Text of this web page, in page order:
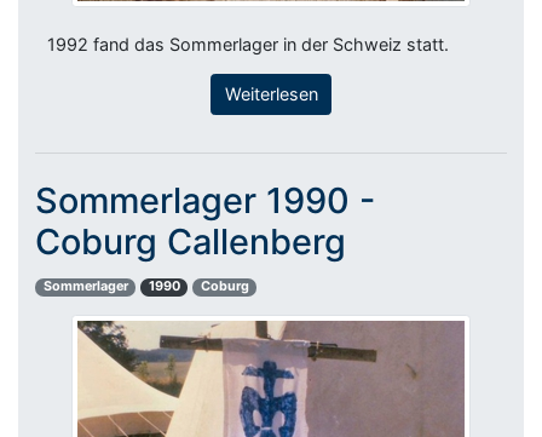
1992 fand das Sommerlager in der Schweiz statt.
Weiterlesen
Sommerlager 1990 -
Coburg Callenberg
Sommerlager 1990 Coburg